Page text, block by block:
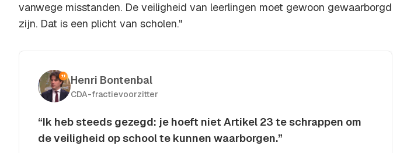
vanwege misstanden. De veiligheid van leerlingen moet gewoon gewaarborgd
zijn. Dat is een plicht van scholen."
Henri Bontenbal
CDA-fractievoorzitter
“Ik heb steeds gezegd: je hoeft niet Artikel 23 te schrappen om
de veiligheid op school te kunnen waarborgen.”
Kopieer quote